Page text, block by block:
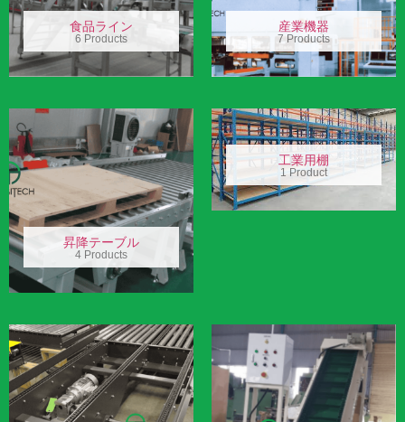
食品ライン
6 Products
産業機器
7 Products
昇降テーブル
4 Products
工業用棚
1 Product